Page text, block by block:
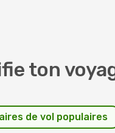
ton
de vol populaires